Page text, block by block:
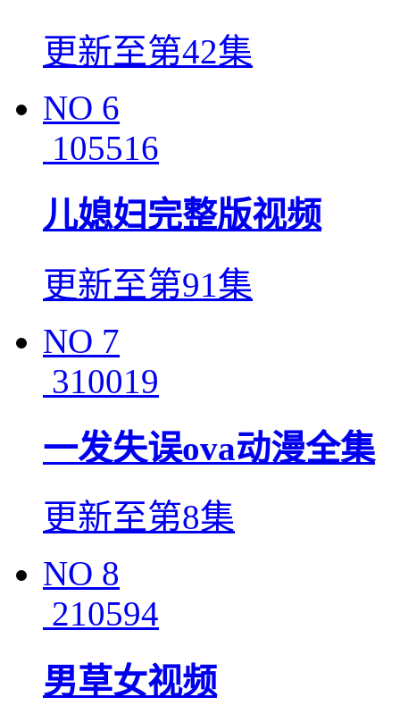
更新至第42集
NO 6
105516
儿媳妇完整版视频
更新至第91集
NO 7
310019
一发失误ova动漫全集
更新至第8集
NO 8
210594
男草女视频